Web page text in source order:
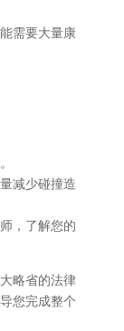
需要大量康
减少碰撞造
，了解您的
略省的法律
您完成整个